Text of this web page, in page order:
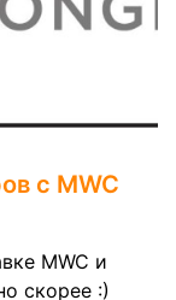
с MWC
MWC и
скорее :)